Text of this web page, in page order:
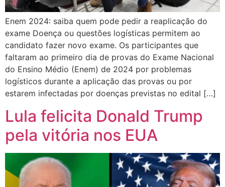
Enem 2024: saiba quem pode pedir a reaplicação do
exame Doença ou questões logísticas permitem ao
candidato fazer novo exame. Os participantes que
faltaram ao primeiro dia de provas do Exame Nacional
do Ensino Médio (Enem) de 2024 por problemas
logísticos durante a aplicação das provas ou por
estarem infectadas por doenças previstas no edital […]
Lula felicita Donald Trump
pela vitória nos EUA